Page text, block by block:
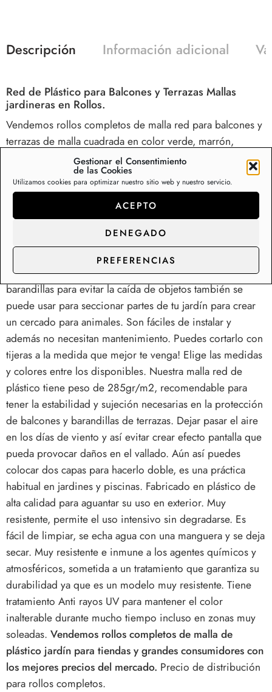
Gestionar el Consentimiento
de las Cookies
Utilizamos cookies para optimizar nuestro sitio web y nuestro servicio.
ACEPTO
DENEGADO
PREFERENCIAS
Descripción Información adicional
Red de Plástico para Balcones y Terrazas Mallas
jardineras en Rollos.
Vendemos rollos completos de malla red para balcones y
terrazas de malla cuadrada en color verde, marrón,
blanco… perfecta para delimitar zonas sembradas o
florecidas, para sostener flores y plantas colgantes o para
cerrar balcones. La malla para terrazas y jardines es ideal
para crear cerrar balcones y barandillas, proteger árboles
y plantas, se puede usar en vallas, uso agrícola,
protección de árboles y plantas, huertos, pequeños
jardines y así dar seguridad y evitar caídas y pérdidas de
pequeños objetos. Modelo ideal para la protección de
barandillas para evitar la caída de objetos también se
puede usar para seccionar partes de tu jardín para crear
un cercado para animales. Son fáciles de instalar y
además no necesitan mantenimiento. Puedes cortarlo con
tijeras a la medida que mejor te venga! Elige las medidas
y colores entre los disponibles. Nuestra malla red de
plástico tiene peso de 285gr/m2, recomendable para
tener la estabilidad y sujeción necesarias en la protección
de balcones y barandillas de terrazas. Dejar pasar el aire
en los días de viento y así evitar crear efecto pantalla que
pueda provocar daños en el vallado. Aún así puedes
colocar dos capas para hacerlo doble, es una práctica
habitual en jardines y piscinas. Fabricado en plástico de
alta calidad para aguantar su uso en exterior. Muy
resistente, permite el uso intensivo sin degradarse. Es
fácil de limpiar, se echa agua con una manguera y se deja
secar. Muy resistente e inmune a los agentes químicos y
atmosféricos, sometida a un tratamiento que garantiza su
durabilidad ya que es un modelo muy resistente. Tiene
tratamiento Anti rayos UV para mantener el color
inalterable durante mucho tiempo incluso en zonas muy
soleadas. Vendemos rollos completos de malla de
plástico jardín para tiendas y grandes consumidores con
los mejores precios del mercado. Precio de distribución
para rollos completos.